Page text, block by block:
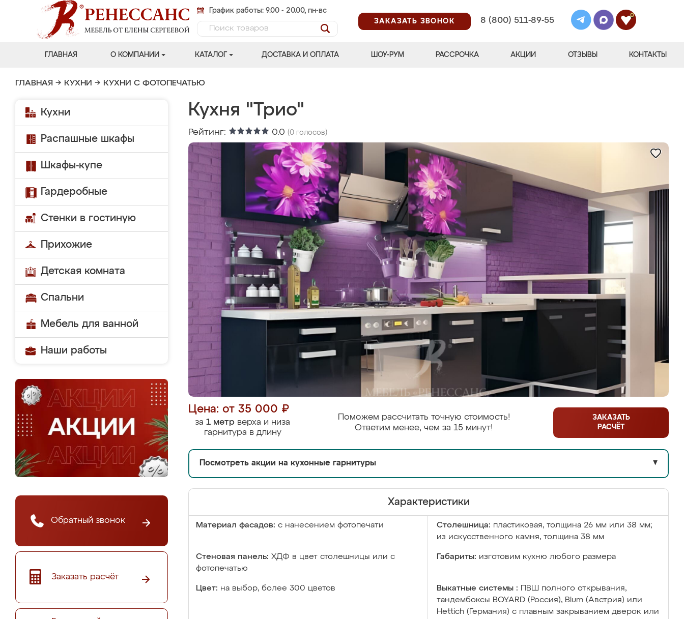
График работы: 9.00 - 20.00, пн-вс
ЗАКАЗАТЬ ЗВОНОК
8 (800) 511-89-55
0
ГЛАВНАЯ О КОМПАНИИ КАТАЛОГ ДОСТАВКА И ОПЛАТА ШОУ-РУМ РАССРОЧКА АКЦИИ ОТЗЫВЫ КОНТАКТЫ
ГЛАВНАЯ → КУХНИ → КУХНИ С ФОТОПЕЧАТЬЮ
Кухни
Распашные шкафы
Шкафы-купе
Гардеробные
Стенки в гостиную
Прихожие
Детская комната
Спальни
Мебель для ванной
Наши работы
Обратный звонок
Заказать расчёт
Кухня "Трио"
Рейтинг: 0.0 (0 голосов)
Цена: от 35 000 ₽
за 1 метр верха и низа
гарнитура в длину
Поможем рассчитать точную стоимость!
Ответим менее, чем за 15 минут!
ЗАКАЗАТЬ
РАСЧЁТ
Посмотреть акции на кухонные гарнитуры ▼
Характеристики
Материал фасадов: с нанесением фотопечати Столешница: пластиковая, толщина 26 мм или 38 мм;
из искусственного камня, толщина 38 мм
Стеновая панель: ХДФ в цвет столешницы или с
фотопечатью
Габариты: изготовим кухню любого размера
Цвет: на выбор, более 300 цветов Выкатные системы :
ПВШ полного открывания,
тандембоксы BOYARD (Россия), Blum (Австрия) или
Hettich (Германия) с плавным закрыванием дверок или